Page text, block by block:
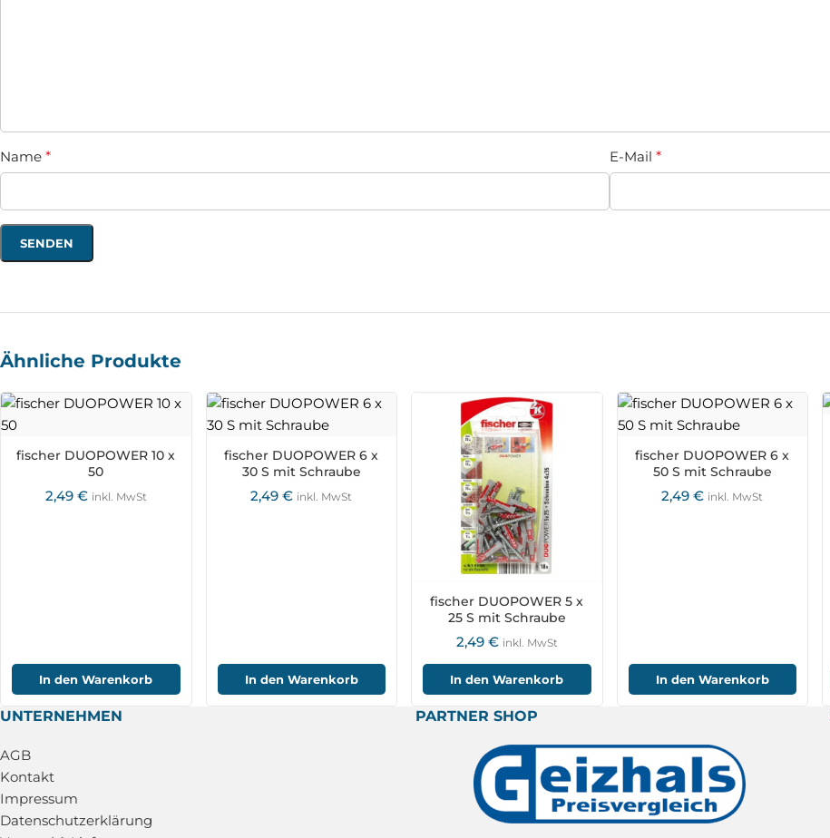
Name * E-Mail *
Ähnliche Produkte
fischer DUOPOWER 10 x
50
2,49 € inkl. MwSt
In den Warenkorb
fischer DUOPOWER 6 x
30 S mit Schraube
2,49€ inkl. MwSt
In den Warenkorb
fischer DUOPOWER 5 x
25 S mit Schraube
2,49 € inkl. MwSt
In den Warenkorb
fischer DUOPOWER 6 x
50 S mit Schraube
2,49€ inkl. MwSt
In den Warenkorb
UNTERNEHMEN
AGB
Kontakt
Impressum
Datenschutzerklärung
PARTNER SHOP